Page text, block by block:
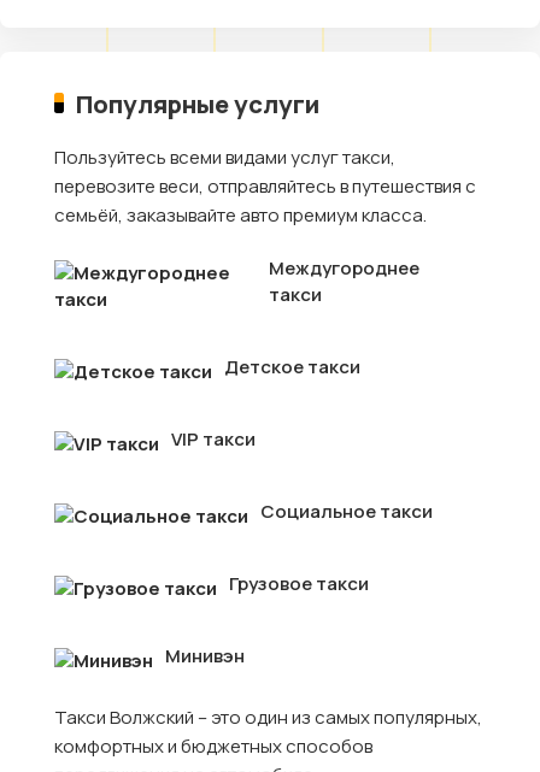
Популярные услуги
Пользуйтесь всеми видами услуг такси,
перевозите веси, отправляйтесь в путешествия с
семьёй, заказывайте авто премиум класса.
Междугороднее
такси
Детское такси
VIP такси
Социальное такси
Грузовое такси
Минивэн
Такси Волжский – это один из самых популярных,
комфортных и бюджетных способов